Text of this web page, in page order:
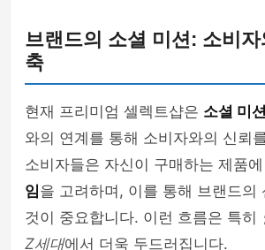
브랜드의 소셜 미션: 소비
축
현재 프리미엄 셀렉트샵은 소셜 미션
와의 연계를 통해 소비자와의 신뢰
소비자들은 자신이 구매하는 제품
임을 고려하며, 이를 통해 브랜드의
것이 중요합니다. 이런 흐름은 특히
Z세대에서 더욱 두드러집니다.